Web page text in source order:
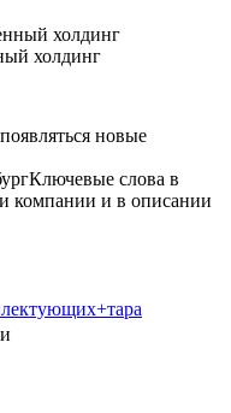
холдинг
новые
Ключевые слова в
компании и в описании